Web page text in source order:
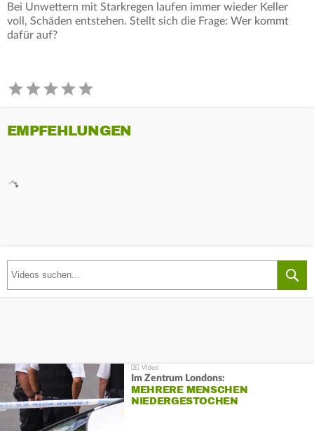
Bei Unwettern mit Starkregen laufen immer wieder Keller
voll, Schäden entstehen. Stellt sich die Frage: Wer kommt
dafür auf?
EMPFEHLUNGEN
Im Zentrum Londons:
MEHRERE MENSCHEN
NIEDERGESTOCHEN